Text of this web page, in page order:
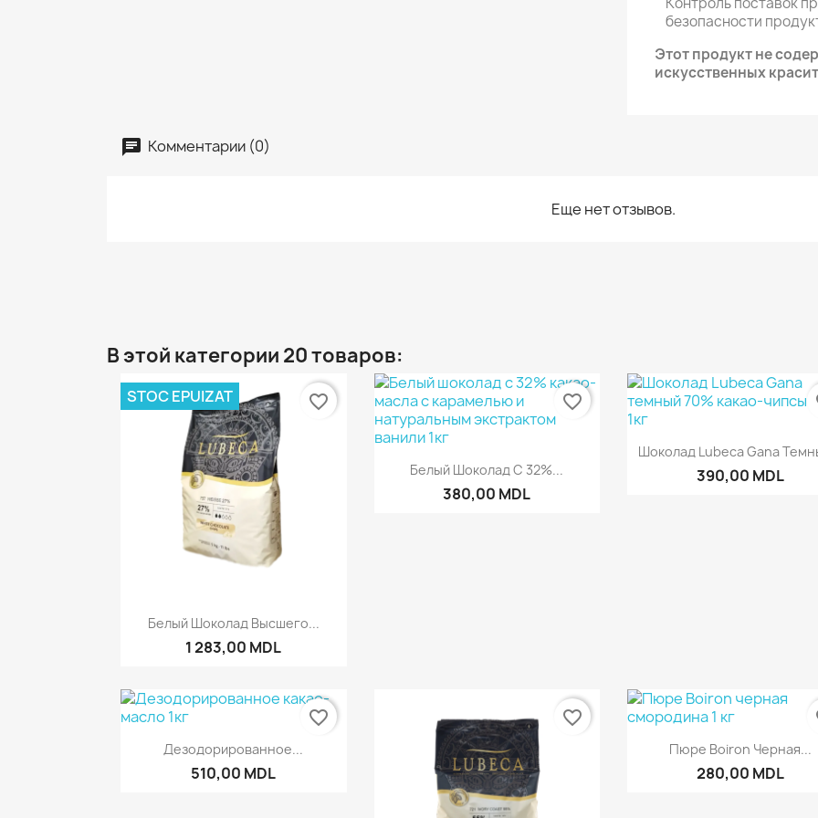
безопасности
Этот продукт не
искусственных
Комментарии (0)
Еще нет отзывов.
В этой категории 20 товаров:
Быстрый просмотр
Белый Шоколад Высшего...
1 283,00 MDL
STOC EPUIZAT favorite_border
Быстрый просмотр
Белый Шоколад С 32%...
380,00 MDL
favorite_border
Быстрый
Шоколад Lubeca Gana
390,00 MDL
Быстрый просмотр
Дезодорированное...
510,00 MDL
favorite_border
favorite_border
Быстрый просмотр
Пюре Boiron Черная...
280,00 MDL